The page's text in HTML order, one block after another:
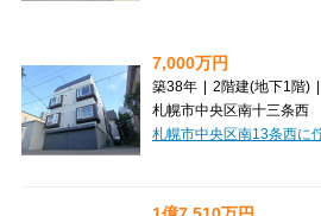
7,000万円
築38年 | 2階建(地下1階) |
札幌市中央区南十三条西